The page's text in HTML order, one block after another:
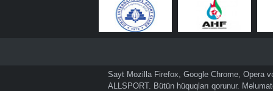
Sayt Mozilla Firefox, Google Chrome, Opera
ALLSPORT. Bütün hüquqları qorunur.